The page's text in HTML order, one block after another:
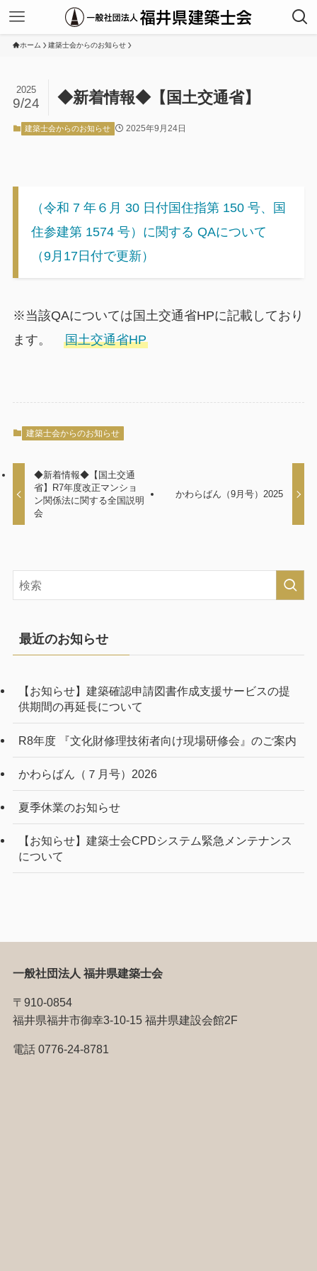
ホーム 建築士会からのお知らせ
◆新着情報◆【国土交通省】
2025
9/24
建築士会からのお知らせ 2025年9月24日
（令和 7 年６月 30 日付国住指第 150 号、国
住参建第 1574 号）に関する QAについて
（9月17日付で更新）
※当該QAについては国土交通省HPに記載しており
ます。 国土交通省HP
建築士会からのお知らせ
◆新着情報◆【国土交通
省】R7年度改正マンショ
ン関係法に関する全国説明
会
かわらばん（9月号）2025
最近のお知らせ
【お知らせ】建築確認申請図書作成支援サービスの提
供期間の再延長について
R8年度 『文化財修理技術者向け現場研修会』のご案内
かわらばん（７月号）2026
夏季休業のお知らせ
【お知らせ】建築士会CPDシステム緊急メンテナンス
について
一般社団法人 福井県建築士会
〒910-0854
福井県福井市御幸3-10-15 福井県建設会館2F
電話 0776-24-8781